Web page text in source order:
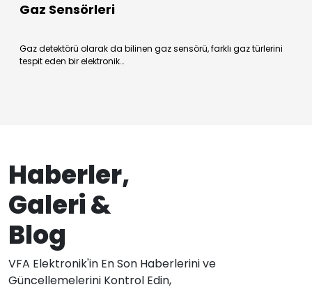
Gaz Sensörleri
Gaz detektörü olarak da bilinen gaz sensörü, farklı gaz türlerini
tespit eden bir elektronik…
Haberler,
Galeri &
Blog
VFA Elektronik'in En Son Haberlerini ve
Güncellemelerini Kontrol Edin,